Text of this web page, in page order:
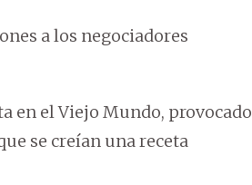
a los negociadores
en el Viejo Mundo, provocado
se creían una receta